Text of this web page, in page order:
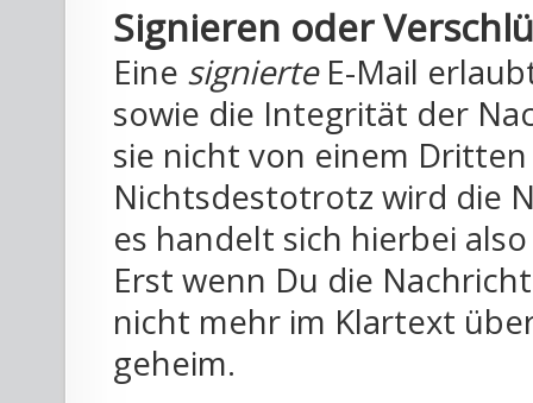
Signieren oder
Eine signierteE-Mail
sowie die Integrität der
sie nicht von einem
Nichtsdestotrotz wird die
es handelt sich hierbei
Erst wenn Du die
nicht mehr im Klartext
geheim.